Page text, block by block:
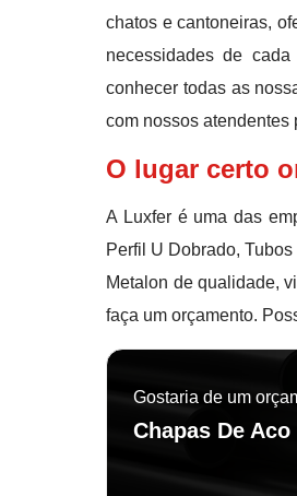
chatos e cantoneiras,
necessidades de
conhecer todas as
com nossos atendentes
O lugar certo
A Luxfer é uma das
Perfil U Dobrado,
Metalon de qualidade,
faça um orçamento.
Gostaria de um
Chapas De